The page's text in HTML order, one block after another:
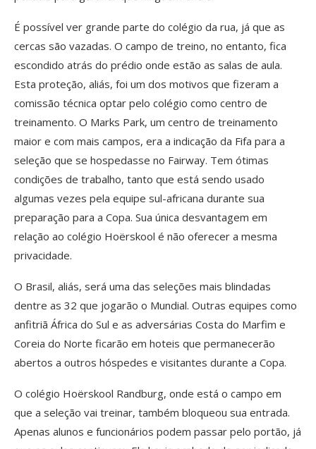
É possível ver grande parte do colégio da rua, já que as
cercas são vazadas. O campo de treino, no entanto, fica
escondido atrás do prédio onde estão as salas de aula.
Esta proteção, aliás, foi um dos motivos que fizeram a
comissão técnica optar pelo colégio como centro de
treinamento. O Marks Park, um centro de treinamento
maior e com mais campos, era a indicação da Fifa para a
seleção que se hospedasse no Fairway. Tem ótimas
condições de trabalho, tanto que está sendo usado
algumas vezes pela equipe sul-africana durante sua
preparação para a Copa. Sua única desvantagem em
relação ao colégio Hoërskool é não oferecer a mesma
privacidade.
O Brasil, aliás, será uma das seleções mais blindadas
dentre as 32 que jogarão o Mundial. Outras equipes como
anfitriã África do Sul e as adversárias Costa do Marfim e
Coreia do Norte ficarão em hoteis que permanecerão
abertos a outros hóspedes e visitantes durante a Copa.
O colégio Hoërskool Randburg, onde está o campo em
que a seleção vai treinar, também bloqueou sua entrada.
Apenas alunos e funcionários podem passar pelo portão, já